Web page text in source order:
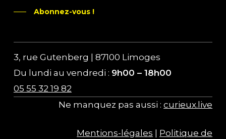
Abonnez-vous !
3, rue Gutenberg | 87100 Limoges
Du lundi au vendredi : 9h00 – 18h00
05 55 32 19 82
Ne manquez pas aussi :curieux.live
Mentions-légales Politique de